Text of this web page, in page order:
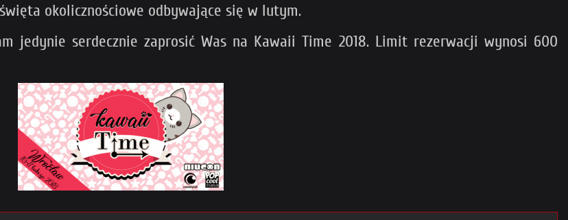
okolicznościowe odbywające się w lutym.
jedynie serdecznie zaprosić Was na Kawaii Time 2018. Limit rezerwacji wynosi 600